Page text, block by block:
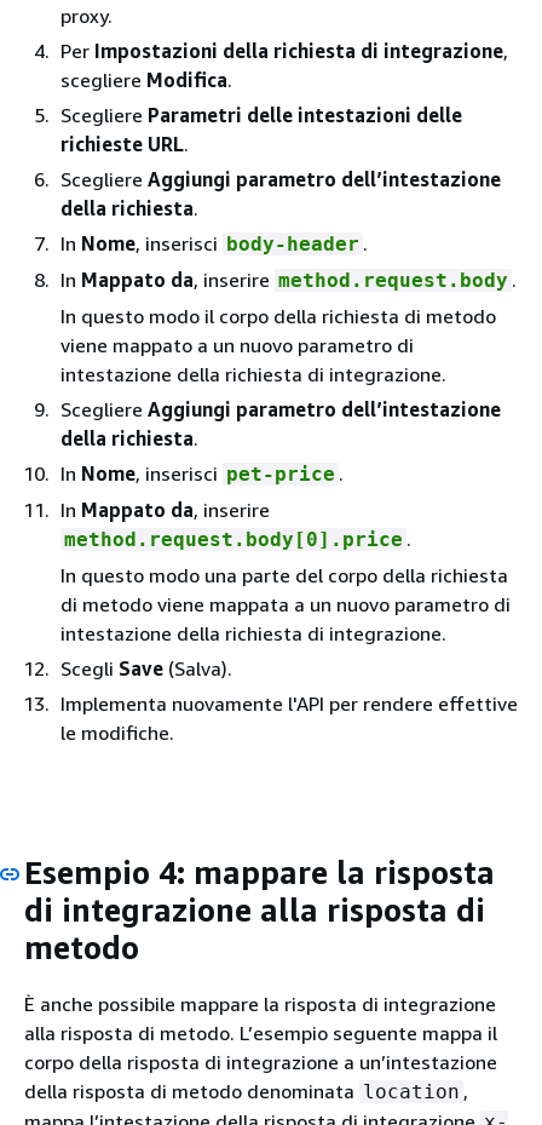
proxy.
Per Impostazioni della richiesta di integrazione,
scegliere Modifica.
Scegliere Parametri delle intestazioni delle
richieste URL.
Scegliere Aggiungi parametro dell’intestazione
della richiesta.
In Nome, inserisci body-header .
In Mappato da, inserire method.request.body .
In questo modo il corpo della richiesta di metodo
viene mappato a un nuovo parametro di
intestazione della richiesta di integrazione.
Scegliere Aggiungi parametro dell’intestazione
della richiesta.
In Nome, inserisci pet-price .
In Mappato da, inserire
method.request.body[0].price .
In questo modo una parte del corpo della richiesta
di metodo viene mappata a un nuovo parametro di
intestazione della richiesta di integrazione.
Scegli Save (Salva).
Implementa nuovamente l'API per rendere effettive
le modifiche.
Esempio 4: mappare la risposta
di integrazione alla risposta di
metodo
È anche possibile mappare la risposta di integrazione
alla risposta di metodo. L’esempio seguente mappa il
corpo della risposta di integrazione a un’intestazione
della risposta di metodo denominata location ,